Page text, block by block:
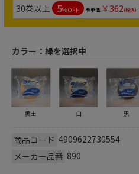
30巻以上 5%OFF 巻単価:￥362(税込)
カラー： 緑を選択中
黄土 白 黒
商品コード 4909622730554
メーカー品番 890